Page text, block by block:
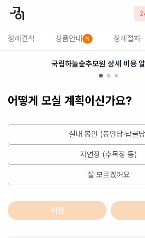
장례견적 상품안내 N 장례절차
2026-08-07
국립하늘숲추모원 상세 비용 알
어떻게 모실 계획이신가요?
실내 봉안 (봉안당·납골
자연장 (수목장 등)
잘 모르겠어요
이전